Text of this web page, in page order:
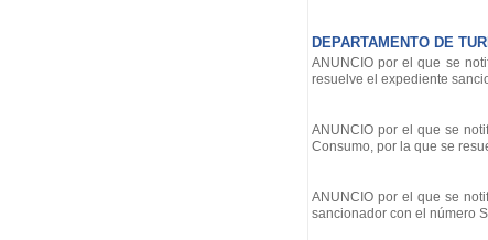
DEPARTAMENTO DE
ANUNCIO por el que se
resuelve el expediente
ANUNCIO por el que se
Consumo, por la que se
ANUNCIO por el que se
sancionador con el número